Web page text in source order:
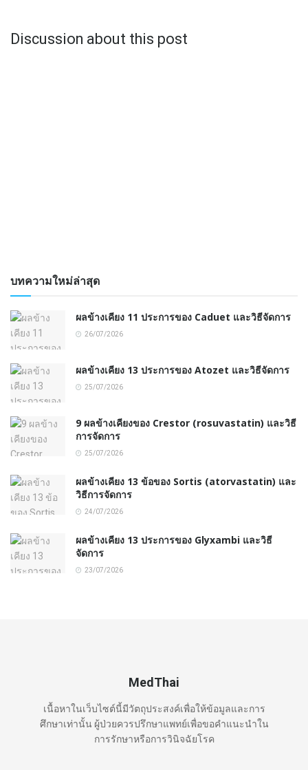
Discussion about this post
บทความใหม่ล่าสุด
ผลข้างเคียง 11 ประการของ Caduet และวิธีจัดการ
26/07/2026
ผลข้างเคียง 13 ประการของ Atozet และวิธีจัดการ
25/07/2026
9 ผลข้างเคียงของ Crestor (rosuvastatin) และวิธี
การจัดการ
25/07/2026
ผลข้างเคียง 13 ข้อของ Sortis (atorvastatin) และ
วิธีการจัดการ
24/07/2026
ผลข้างเคียง 13 ประการของ Glyxambi และวิธี
จัดการ
23/07/2026
MedThai
เนื้อหาในเว็บไซต์นี้มีวัตถุประสงค์เพื่อให้ข้อมูลและการ
ศึกษาเท่านั้น ผู้ป่วยควรปรึกษาแพทย์เพื่อขอคำแนะนำใน
การรักษาหรือการวินิจฉัยโรค